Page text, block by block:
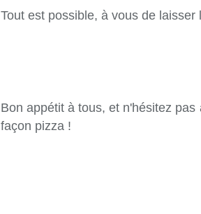
Tout est possible, à vous de
Bon appétit à tous, et n'hésitez
façon pizza !